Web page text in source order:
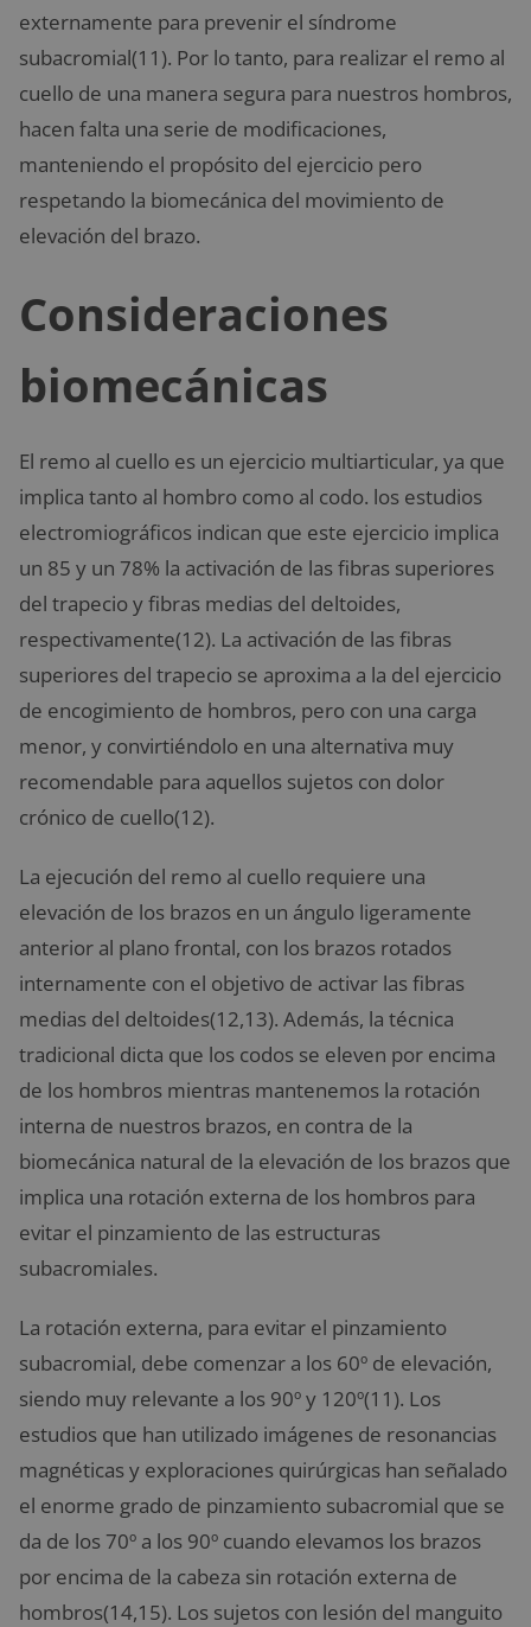
externamente para prevenir el síndrome
subacromial(11). Por lo tanto, para realizar el remo al
cuello de una manera segura para nuestros hombros,
hacen falta una serie de modificaciones,
manteniendo el propósito del ejercicio pero
respetando la biomecánica del movimiento de
elevación del brazo.
Consideraciones
biomecánicas
El remo al cuello es un ejercicio multiarticular, ya que
implica tanto al hombro como al codo. los estudios
electromiográficos indican que este ejercicio implica
un 85 y un 78% la activación de las fibras superiores
del trapecio y fibras medias del deltoides,
respectivamente(12). La activación de las fibras
superiores del trapecio se aproxima a la del ejercicio
de encogimiento de hombros, pero con una carga
menor, y convirtiéndolo en una alternativa muy
recomendable para aquellos sujetos con dolor
crónico de cuello(12).
La ejecución del remo al cuello requiere una
elevación de los brazos en un ángulo ligeramente
anterior al plano frontal, con los brazos rotados
internamente con el objetivo de activar las fibras
medias del deltoides(12,13). Además, la técnica
tradicional dicta que los codos se eleven por encima
de los hombros mientras mantenemos la rotación
interna de nuestros brazos, en contra de la
biomecánica natural de la elevación de los brazos que
implica una rotación externa de los hombros para
evitar el pinzamiento de las estructuras
subacromiales.
La rotación externa, para evitar el pinzamiento
subacromial, debe comenzar a los 60º de elevación,
siendo muy relevante a los 90º y 120º(11). Los
estudios que han utilizado imágenes de resonancias
magnéticas y exploraciones quirúrgicas han señalado
el enorme grado de pinzamiento subacromial que se
da de los 70º a los 90º cuando elevamos los brazos
por encima de la cabeza sin rotación externa de
hombros(14,15). Los sujetos con lesión del manguito